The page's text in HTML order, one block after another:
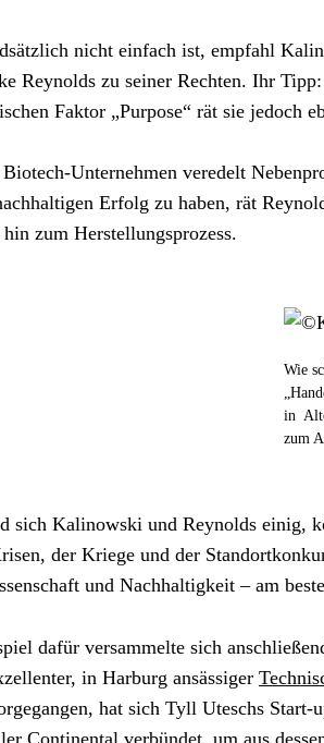
nicht einfach ist, empfahl
Reynolds zu seiner Rechten. Ihr
Faktor „Purpose“ rät sie jedoch
Unternehmen veredelt
Erfolg zu haben, rät
zum Herstellungsprozess.
Wie
in
zum
sich Kalinowski und Reynolds einig,
der Kriege und der
und Nachhaltigkeit – am
dafür versammelte sich
in Harburg ansässiger
hat sich Tyll Uteschs Start-
Continental verbündet, um aus